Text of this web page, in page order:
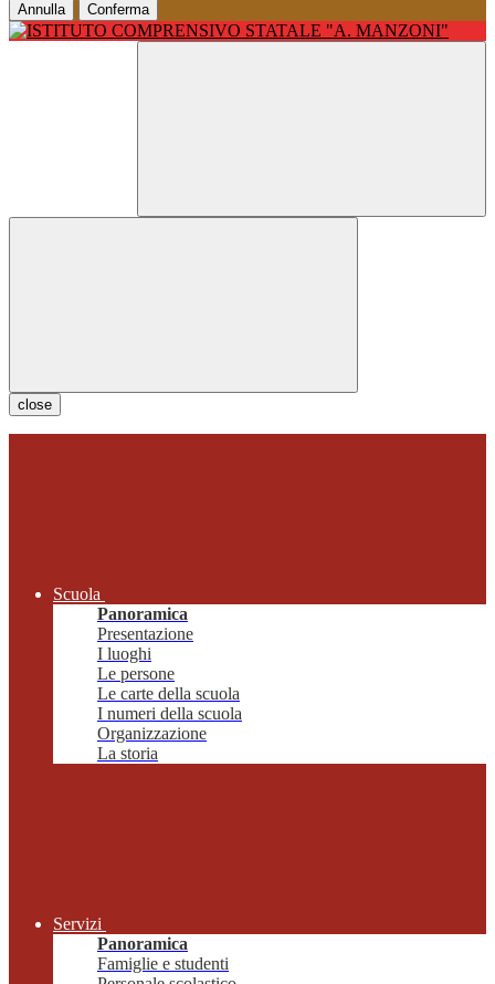
Annulla Conferma
close
Scuola
Panoramica
Presentazione
I luoghi
Le persone
Le carte della scuola
I numeri della scuola
Organizzazione
La storia
Servizi
Panoramica
Famiglie e studenti